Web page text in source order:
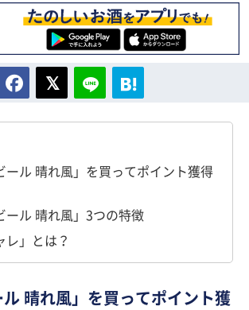
ール 晴れ風」を買ってポイント獲得
ール 晴れ風」3つの特徴
レ」とは？
ル 晴れ風」を買ってポイント獲